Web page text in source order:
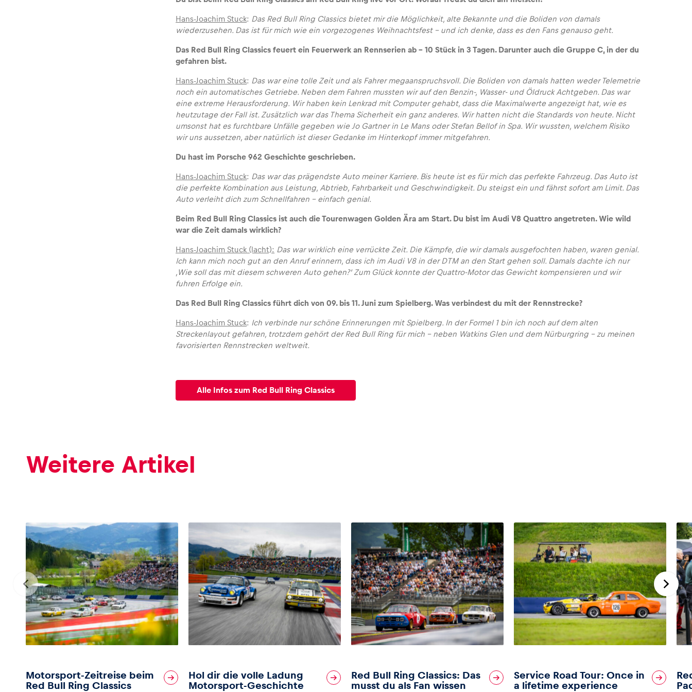
Hans-Joachim Stuck: Das Red Bull Ring Classics bietet mir die Möglichkeit, alte Bekannte und die Boliden von damals
wiederzusehen. Das ist für mich wie ein vorgezogenes Weihnachtsfest – und ich denke, dass es den Fans genauso geht.
Das Red Bull Ring Classics feuert ein Feuerwerk an Rennserien ab – 10 Stück in 3 Tagen. Darunter auch die Gruppe C, in der du
gefahren bist.
Hans-Joachim Stuck: Das war eine tolle Zeit und als Fahrer megaanspruchsvoll. Die Boliden von damals hatten weder Telemetrie
noch ein automatisches Getriebe. Neben dem Fahren mussten wir auf den Benzin-, Wasser- und Öldruck Achtgeben. Das war
eine extreme Herausforderung. Wir haben kein Lenkrad mit Computer gehabt, dass die Maximalwerte angezeigt hat, wie es
heutzutage der Fall ist. Zusätzlich war das Thema Sicherheit ein ganz anderes. Wir hatten nicht die Standards von heute. Nicht
umsonst hat es furchtbare Unfälle gegeben wie Jo Gartner in Le Mans oder Stefan Bellof in Spa. Wir wussten, welchem Risiko
wir uns aussetzen, aber natürlich ist dieser Gedanke im Hinterkopf immer mitgefahren.
Du hast im Porsche 962 Geschichte geschrieben.
Hans-Joachim Stuck: Das war das prägendste Auto meiner Karriere. Bis heute ist es für mich das perfekte Fahrzeug. Das Auto ist
die perfekte Kombination aus Leistung, Abtrieb, Fahrbarkeit und Geschwindigkeit. Du steigst ein und fährst sofort am Limit. Das
Auto verleiht dich zum Schnellfahren – einfach genial.
Beim Red Bull Ring Classics ist auch die Tourenwagen Golden Ära am Start. Du bist im Audi V8 Quattro angetreten. Wie wild
war die Zeit damals wirklich?
Hans-Joachim Stuck (lacht): Das war wirklich eine verrückte Zeit. Die Kämpfe, die wir damals ausgefochten haben, waren genial.
Ich kann mich noch gut an den Anruf erinnern, dass ich im Audi V8 in der DTM an den Start gehen soll. Damals dachte ich nur
‚Wie soll das mit diesem schweren Auto gehen?‘ Zum Glück konnte der Quattro-Motor das Gewicht kompensieren und wir
fuhren Erfolge ein.
Das Red Bull Ring Classics führt dich von 09. bis 11. Juni zum Spielberg. Was verbindest du mit der Rennstrecke?
Hans-Joachim Stuck: Ich verbinde nur schöne Erinnerungen mit Spielberg. In der Formel 1 bin ich noch auf dem alten
Streckenlayout gefahren, trotzdem gehört der Red Bull Ring für mich – neben Watkins Glen und dem Nürburgring – zu meinen
favorisierten Rennstrecken weltweit.
Alle Infos zum Red Bull Ring Classics
Weitere Artikel
Motorsport-Zeitreise beim
Red Bull Ring Classics
Hol dir die volle Ladung
Motorsport-Geschichte
Red Bull Ring Classics: Das
musst du als Fan wissen
Service Road Tour: Once in
a lifetime experience